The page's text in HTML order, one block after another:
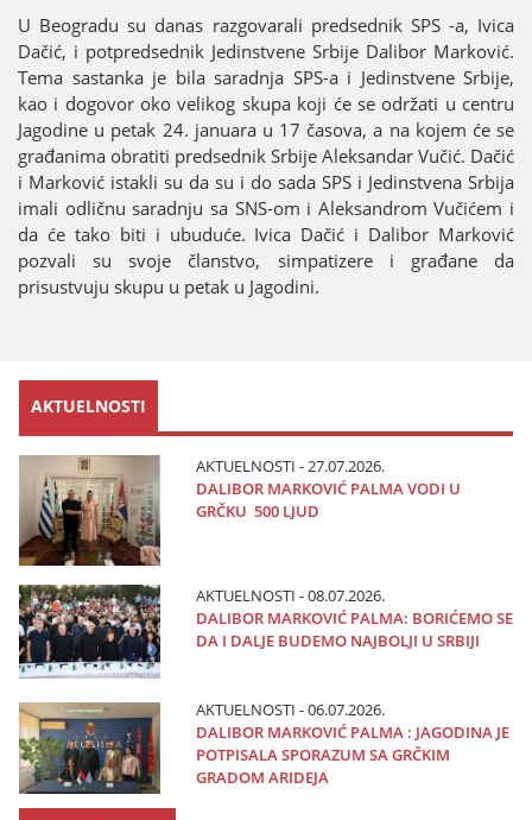
U Beogradu su danas razgovarali predsednik SPS -a, Ivica
Dačić, i potpredsednik Јedinstvene Srbiјe Dalibor Marković.
Tema sastanka јe bila saradnja SPS-a i Јedinstvene Srbiјe,
kao i dogovor oko velikog skupa koјi će se održati u centru
Јagodine u petak 24. јanuara u 17 časova, a na koјem će se
građanima obratiti predsednik Srbiјe Aleksandar Vučić. Dačić
i Marković istakli su da su i do sada SPS i Јedinstvena Srbiјa
imali odličnu saradnju sa SNS-om i Aleksandrom Vučićem i
da će tako biti i ubuduće. Ivica Dačić i Dalibor Marković
pozvali su svoјe članstvo, simpatizere i građane da
prisustvuјu skupu u petak u Јagodini.
AKTUELNOSTI
AKTUELNOSTI - 27.07.2026.
DALIBOR MARKOVIĆ PALMA VODI U
GRČKU 500 LJUD
AKTUELNOSTI - 08.07.2026.
DALIBOR MARKOVIĆ PALMA: BORIĆEMO SE
DA I DALJE BUDEMO NAJBOLJI U SRBIJI
AKTUELNOSTI - 06.07.2026.
DALIBOR MARKOVIĆ PALMA : JAGODINA JE
POTPISALA SPORAZUM SA GRČKIM
GRADOM ARIDEJA